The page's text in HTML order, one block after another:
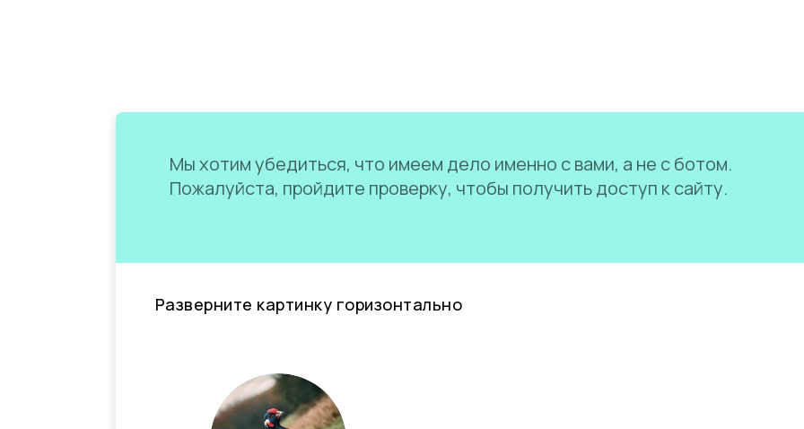
Мы хотим убедиться, что имеем дело именно с вами, а не с ботом.
Пожалуйста, пройдите проверку, чтобы получить доступ к сайту.
Разверните картинку горизонтально